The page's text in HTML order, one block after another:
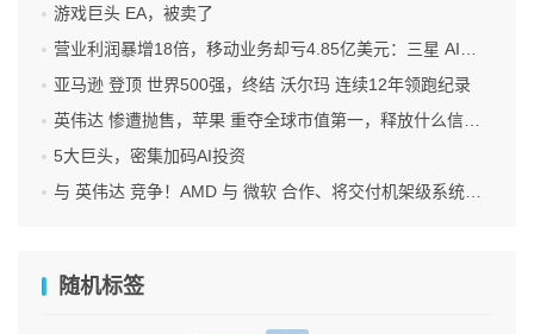
游戏巨头 EA，被卖了
营业利润暴增18倍，移动业务却亏4.85亿美元：三星 AI红利的另一面
亚马逊 登顶 世界500强，终结 沃尔玛 连续12年领跑纪录
英伟达 惨遭抛售，苹果 重夺全球市值第一，释放什么信号？
5大巨头，密集加码AI投资
与 英伟达 竞争！AMD 与 微软 合作、将交付机架级系统Helios
随机标签